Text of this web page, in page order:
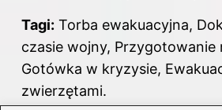
Tagi: Torba ewakuacyjna,
czasie wojny, Przygotowanie
Gotówka w kryzysie,
zwierzętami.